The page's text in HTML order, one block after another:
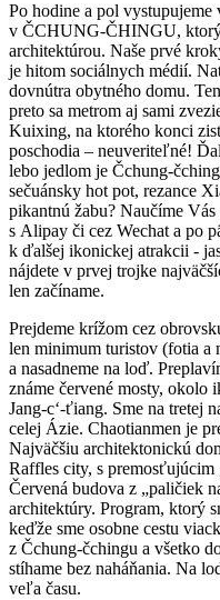
Po hodine a pol vystupujeme
v ČCHUNG-ČHINGU,
architektúrou. Naše prvé
je hitom sociálnych médií.
dovnútra obytného domu.
preto sa metrom aj sami
Kuixing, na ktorého konci
poschodia – neuveriteľné!
lebo jedlom je Čchung-
sečuánsky hot pot, rezance
pikantnú žabu? Naučíme
s Alipay či cez Wechat a po
k ďalšej ikonickej atrakcii -
nájdete v prvej trojke
len začíname.
Prejdeme krížom cez
len minimum turistov (fotia a
a nasadneme na loď.
známe červené mosty, okolo
Jang-c‘-ťiang. Sme na tretej
celej Ázie. Chaotianmen je
Najväčšiu architektonickú
Raffles city, s premosťujúcim
Červená budova z „paličiek
architektúry. Program, ktorý
keďže sme osobne cestu
z Čchung-čchingu a všetko
stíhame bez naháňania. Na
veľa času.